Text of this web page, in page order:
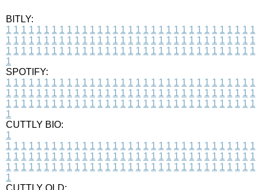
BITLY:
1 1 1 1 1 1 1 1 1 1 1 1 1 1 1 1 1 1 1 1 1 1 1 1 1 1 1 1 1 1 1 1 1
1 1 1 1 1 1 1 1 1 1 1 1 1 1 1 1 1 1 1 1 1 1 1 1 1 1 1 1 1 1 1 1 1
1 1 1 1 1 1 1 1 1 1 1 1 1 1 1 1 1 1 1 1 1 1 1 1 1 1 1 1 1 1 1 1 1
1
SPOTIFY:
1 1 1 1 1 1 1 1 1 1 1 1 1 1 1 1 1 1 1 1 1 1 1 1 1 1 1 1 1 1 1 1 1
1 1 1 1 1 1 1 1 1 1 1 1 1 1 1 1 1 1 1 1 1 1 1 1 1 1 1 1 1 1 1 1 1
1 1 1 1 1 1 1 1 1 1 1 1 1 1 1 1 1 1 1 1 1 1 1 1 1 1 1 1 1 1 1 1 1
1
CUTTLY BIO:
1
1 1 1 1 1 1 1 1 1 1 1 1 1 1 1 1 1 1 1 1 1 1 1 1 1 1 1 1 1 1 1 1 1
1 1 1 1 1 1 1 1 1 1 1 1 1 1 1 1 1 1 1 1 1 1 1 1 1 1 1 1 1 1 1 1 1
1 1 1 1 1 1 1 1 1 1 1 1 1 1 1 1 1 1 1 1 1 1 1 1 1 1 1 1 1 1 1 1 1
1
CUTTLY OLD: